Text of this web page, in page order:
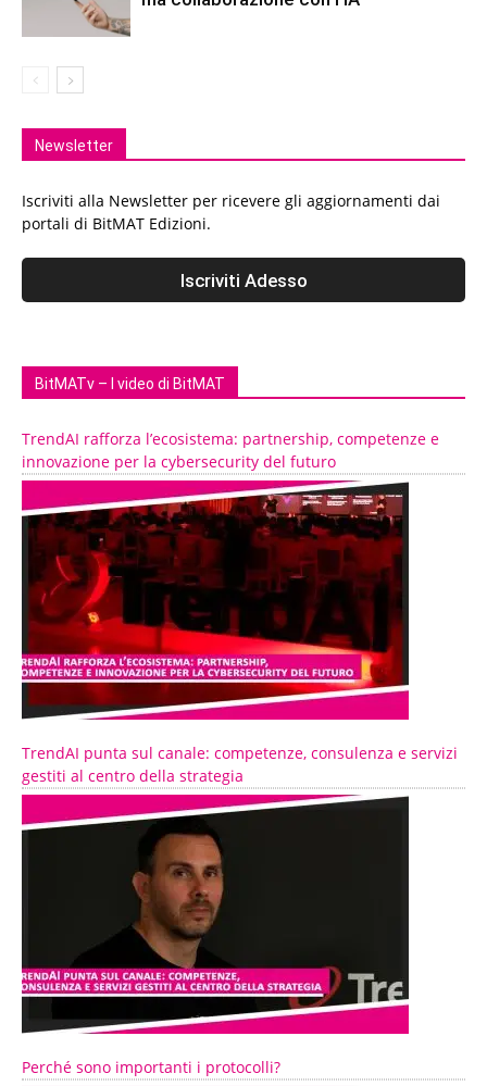
Newsletter
Iscriviti alla Newsletter per ricevere gli aggiornamenti dai
portali di BitMAT Edizioni.
BitMATv – I video di BitMAT
TrendAI rafforza l’ecosistema: partnership, competenze e
innovazione per la cybersecurity del futuro
TrendAI punta sul canale: competenze, consulenza e servizi
gestiti al centro della strategia
Perché sono importanti i protocolli?